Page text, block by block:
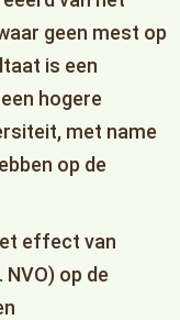
geen mest op
is een
hogere
met name
op de
effect van
op de